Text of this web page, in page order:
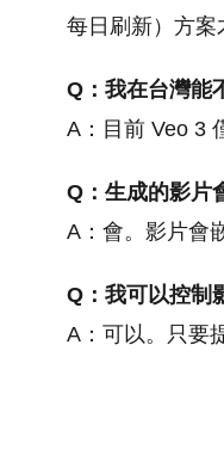
每日刷新）方案
Q：我在台灣能
A：目前 Veo 3
Q：生成的影片
A：會。影片會
Q：我可以控制
A：可以。只要